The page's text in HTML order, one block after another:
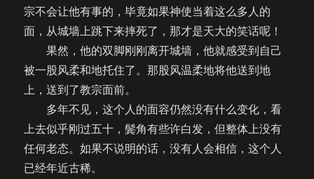
宗不会让他有事的，毕竟如果神使当着这么多人的
面，从城墙上跳下来摔死了，那才是天大的笑话呢！
果然，他的双脚刚刚离开城墙，他就感受到自己
被一股风柔和地托住了。那股风温柔地将他送到地
上，送到了教宗面前。
多年不见，这个人的面容仍然没有什么变化，看
上去似乎刚过五十，鬓角有些许白发，但整体上没有
任何老态。如果不说明的话，没有人会相信，这个人
已经年近古稀。